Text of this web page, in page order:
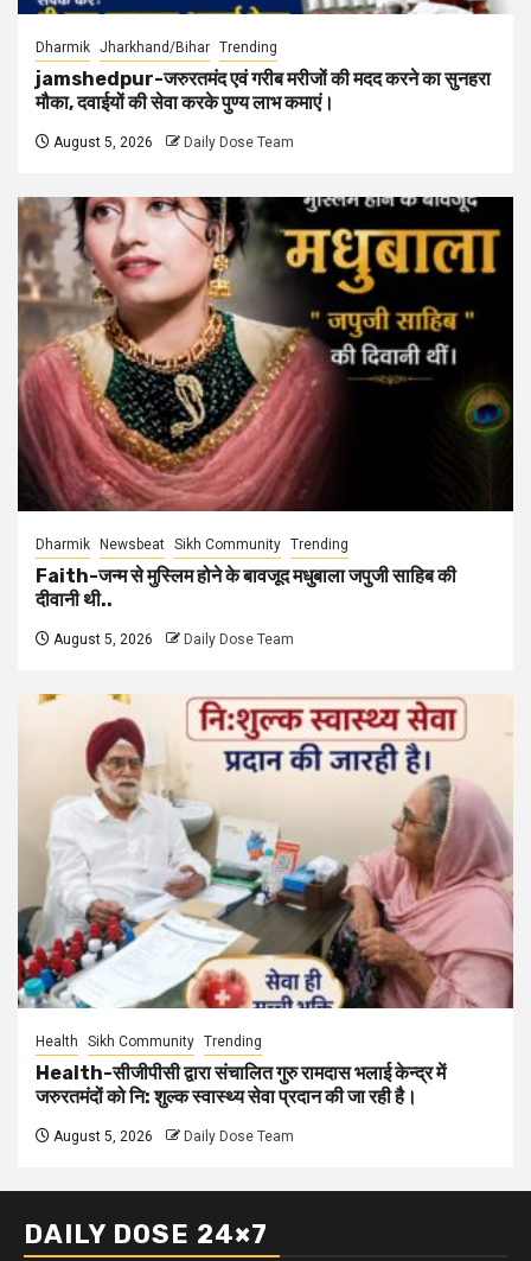
Dharmik Jharkhand/Bihar Trending
jamshedpur-जरुरतमंद एवं गरीब मरीजों की मदद करने का सुनहरा
मौका, दवाईयों की सेवा करके पुण्य लाभ कमाएं।
August 5, 2026 Daily Dose Team
Dharmik Newsbeat Sikh Community Trending
Faith-जन्म से मुस्लिम होने के बावजूद मधुबाला जपुजी साहिब की
दीवानी थी..
August 5, 2026 Daily Dose Team
Health Sikh Community Trending
Health-सीजीपीसी द्वारा संचालित गुरु रामदास भलाई केन्द्र में
जरुरतमंदों को नि: शुल्क स्वास्थ्य सेवा प्रदान की जा रही है।
August 5, 2026 Daily Dose Team
DAILY DOSE 24×7